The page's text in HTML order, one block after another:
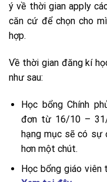
ý về thời gian apply
căn cứ để chọn cho
hợp.
Về thời gian đăng kí
như sau:
Học bổng Chính
đơn từ 16/10 –
hạng mục sẽ có sự
hơn một chút.
Học bổng giáo viên